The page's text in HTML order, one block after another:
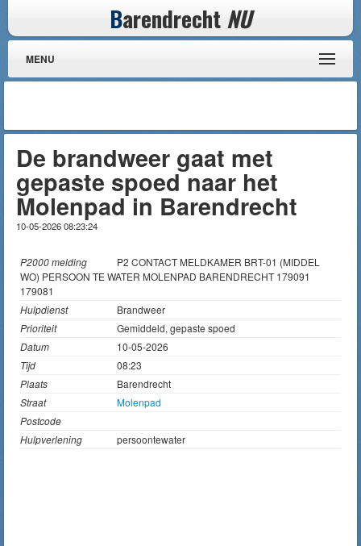
Barendrecht NU
MENU
De brandweer gaat met
gepaste spoed naar het
Molenpad in Barendrecht
10-05-2026 08:23:24
P2000 melding
P2 CONTACT MELDKAMER BRT-01 (MIDDEL
WO) PERSOON TE WATER MOLENPAD BARENDRECHT 179091
179081
Hulpdienst
Brandweer
Prioriteit
Gemiddeld, gepaste spoed
Datum
10-05-2026
Tijd
08:23
Plaats
Barendrecht
Straat
Molenpad
Postcode
Hulpverlening
persoontewater